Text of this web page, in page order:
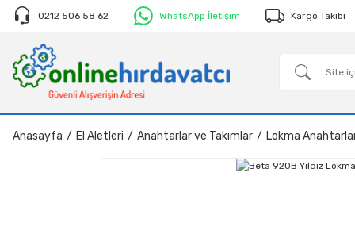
0212 506 58 62 WhatsApp İletişim Kargo Takibi
Anasayfa El Aletleri Anahtarlar ve Takımlar Lokma